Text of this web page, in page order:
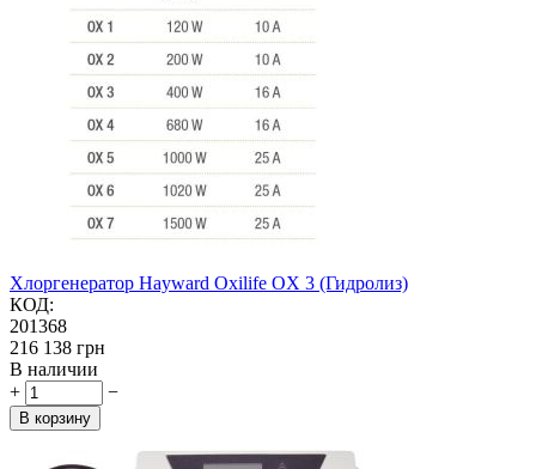
Хлоргенератор Hayward Oxilife OX 3 (Гидролиз)
КОД:
201368
‍216 138‍ грн
В наличии
+
−
В корзину